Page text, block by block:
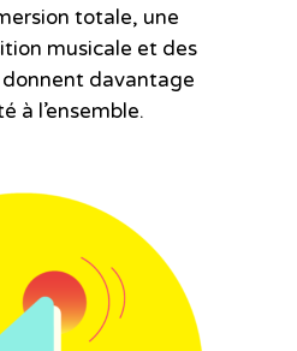
totale, une
musicale et des
davantage
à l’ensemble.